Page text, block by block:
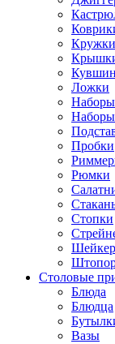
Кружки
Ложки
Наборы
Наборы
Пробки
Рюмки
Стопки
Столовые
Блюда
Блюдца
Вазы